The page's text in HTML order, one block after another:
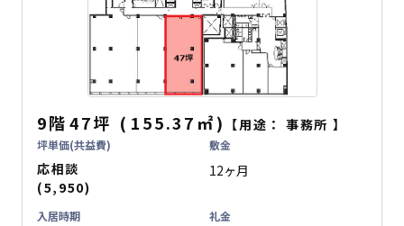
9階47坪 ( 155.37 ㎡) 【用途： 事務所 】
坪単価(共益費)
応相談
(5,950)
敷金
12ヶ月
入居時期 礼金